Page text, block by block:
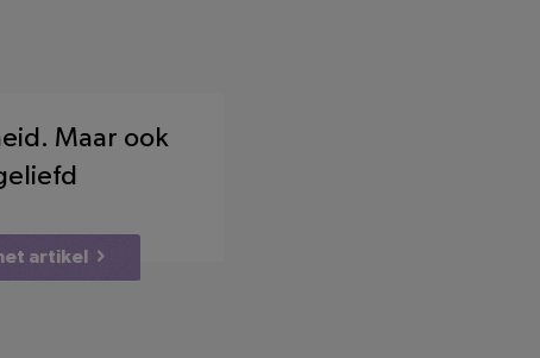
Maar ook
artikel